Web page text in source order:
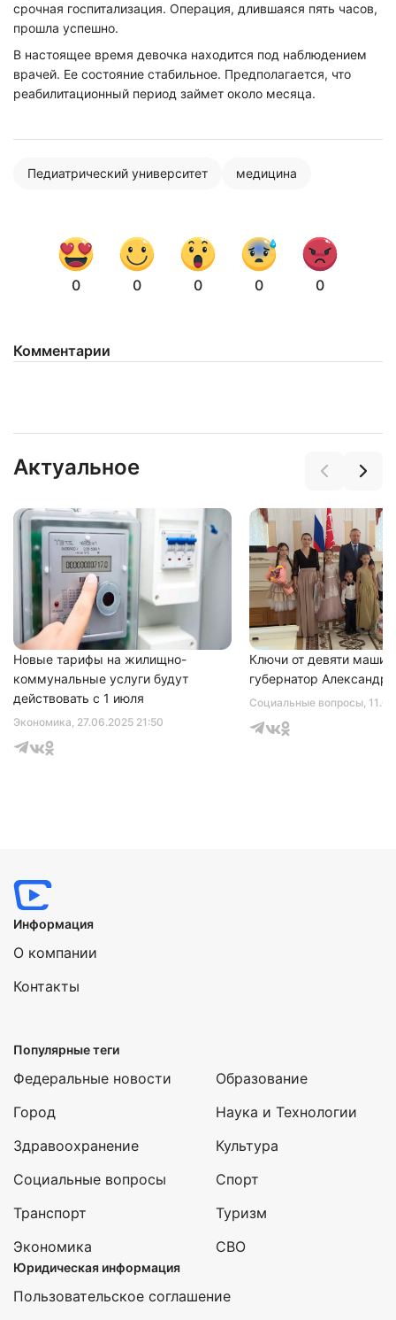
срочная госпитализация. Операция, длившаяся пять часов,
прошла успешно.
В настоящее время девочка находится под наблюдением
врачей. Ее состояние стабильное. Предполагается, что
реабилитационный период займет около месяца.
Педиатрический университет медицина
0 0 0 0 0
Комментарии
Актуальное
Экономика, 27.06.2025 21:50
Новые тарифы на жилищно-
коммунальные услуги будут
действовать с 1 июля
Социальные вопросы,
Ключи от девяти машин
губернатор Александр
Нажимая на кнопку "Отправить" вы
соглашаетесь сполитикой конфиденциальности
Информация
О компании
Контакты
Популярные теги
Федеральные новости
Город
Здравоохранение
Социальные вопросы
Транспорт
Экономика
Образование
Наука и Технологии
Культура
Спорт
Туризм
СВО
Юридическая информация
Пользовательское соглашение